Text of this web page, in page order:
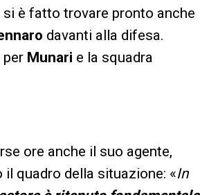
è fatto trovare pronto anche
davanti alla difesa.
Munari e la squadra
ore anche il suo agente,
il quadro della situazione: «In